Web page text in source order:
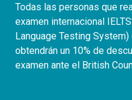
Todas las personas que
examen internacional
Language Testing System)
obtendrán un 10% de
examen ante el British